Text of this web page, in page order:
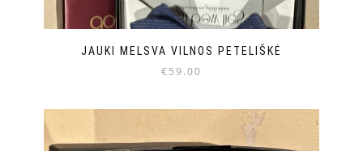
JAUKI MELSVA VILNOS PETELIŠKĖ
€59.00